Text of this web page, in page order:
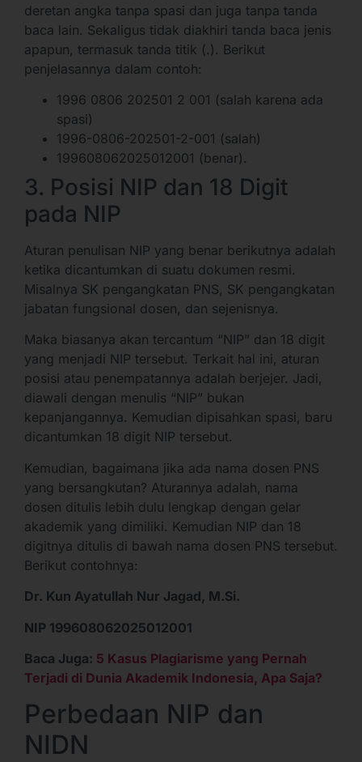
deretan angka tanpa spasi dan juga tanpa tanda
baca lain. Sekaligus tidak diakhiri tanda baca jenis
apapun, termasuk tanda titik (.). Berikut
penjelasannya dalam contoh:
1996 0806 202501 2 001 (salah karena ada
spasi)
1996-0806-202501-2-001 (salah)
199608062025012001 (benar).
3. Posisi NIP dan 18 Digit
pada NIP
Aturan penulisan NIP yang benar berikutnya adalah
ketika dicantumkan di suatu dokumen resmi.
Misalnya SK pengangkatan PNS, SK pengangkatan
jabatan fungsional dosen, dan sejenisnya.
Maka biasanya akan tercantum “NIP” dan 18 digit
yang menjadi NIP tersebut. Terkait hal ini, aturan
posisi atau penempatannya adalah berjejer. Jadi,
diawali dengan menulis “NIP” bukan
kepanjangannya. Kemudian dipisahkan spasi, baru
dicantumkan 18 digit NIP tersebut.
Kemudian, bagaimana jika ada nama dosen PNS
yang bersangkutan? Aturannya adalah, nama
dosen ditulis lebih dulu lengkap dengan gelar
akademik yang dimiliki. Kemudian NIP dan 18
digitnya ditulis di bawah nama dosen PNS tersebut.
Berikut contohnya:
Dr. Kun Ayatullah Nur Jagad, M.Si.
NIP 199608062025012001
Baca Juga: 5 Kasus Plagiarisme yang Pernah
Terjadi di Dunia Akademik Indonesia, Apa Saja?
Perbedaan NIP dan
NIDN